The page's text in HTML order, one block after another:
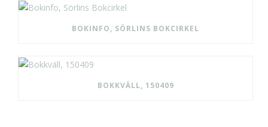
BOKINFO, SÖRLINS BOKCIRKEL
BOKKVÄLL, 150409